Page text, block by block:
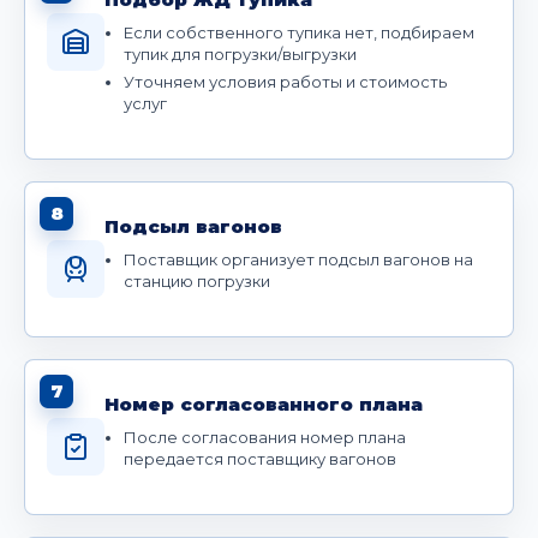
Если собственного тупика нет, подбираем
тупик для погрузки/выгрузки
Уточняем условия работы и стоимость
услуг
8
Подсыл вагонов
Поставщик организует подсыл вагонов на
станцию погрузки
7
Номер согласованного плана
После согласования номер плана
передается поставщику вагонов